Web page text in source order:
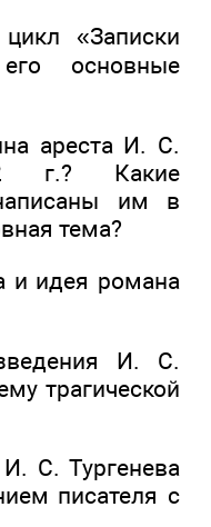
«Записки
основные
И. С.
г.? Какие
им в
тема?
и идея романа
И. С.
трагической
Тургенева
писателя с